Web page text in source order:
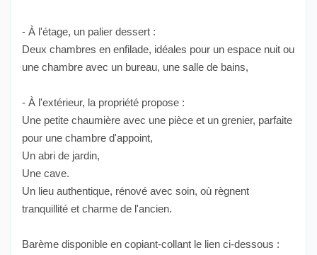
- À l'étage, un palier dessert :
Deux chambres en enfilade, idéales pour un espace nuit ou
une chambre avec un bureau, une salle de bains,
- À l'extérieur, la propriété propose :
Une petite chaumière avec une pièce et un grenier, parfaite
pour une chambre d'appoint,
Un abri de jardin,
Une cave.
Un lieu authentique, rénové avec soin, où règnent
tranquillité et charme de l'ancien.
Barème disponible en copiant-collant le lien ci-dessous :